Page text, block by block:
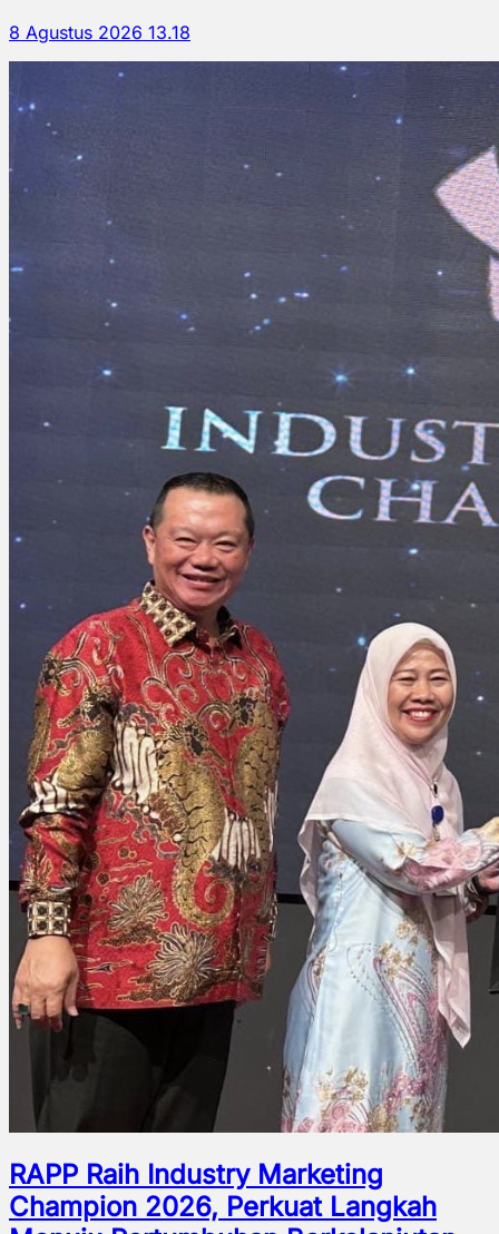
8 Agustus 2026 13.18
RAPP Raih Industry Marketing
Champion 2026, Perkuat Langkah